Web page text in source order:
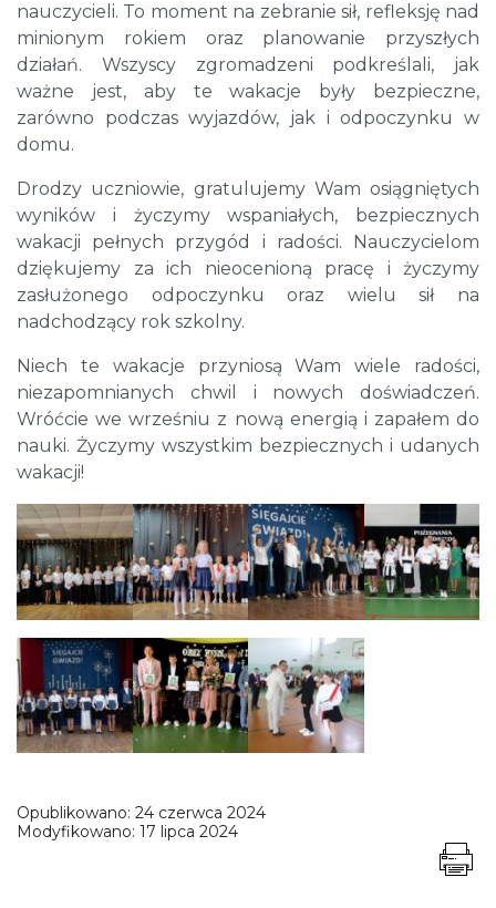
nauczycieli. To moment na zebranie sił, refleksję nad
minionym rokiem oraz planowanie przyszłych
działań. Wszyscy zgromadzeni podkreślali, jak
ważne jest, aby te wakacje były bezpieczne,
zarówno podczas wyjazdów, jak i odpoczynku w
domu.
Drodzy uczniowie, gratulujemy Wam osiągniętych
wyników i życzymy wspaniałych, bezpiecznych
wakacji pełnych przygód i radości. Nauczycielom
dziękujemy za ich nieocenioną pracę i życzymy
zasłużonego odpoczynku oraz wielu sił na
nadchodzący rok szkolny.
Niech te wakacje przyniosą Wam wiele radości,
niezapomnianych chwil i nowych doświadczeń.
Wróćcie we wrześniu z nową energią i zapałem do
nauki. Życzymy wszystkim bezpiecznych i udanych
wakacji!
Opublikowano: 24 czerwca 2024
Modyfikowano: 17 lipca 2024